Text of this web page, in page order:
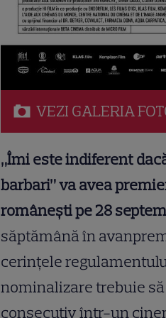
VEZI GALERIA
„Îmi este indiferent
barbari” va avea
românești pe 28
săptămână în
cerințele
nominalizare trebuie
consecutiv într-un